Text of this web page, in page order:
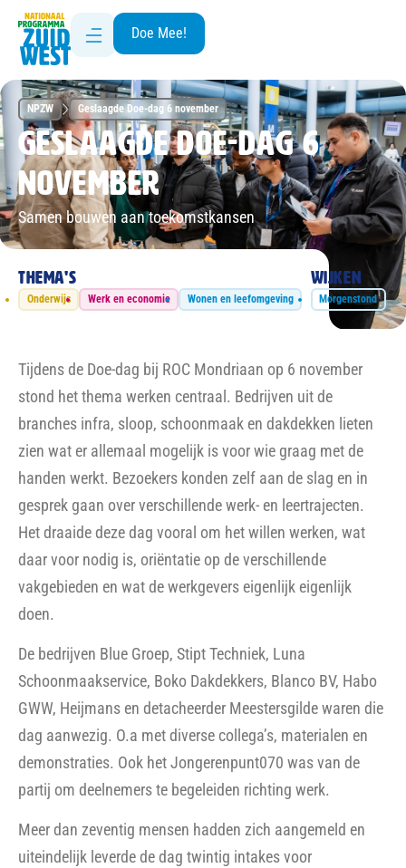
Doe Mee!
NPZW Geslaagde Doe-dag 6 november
Geslaagde Doe-dag 6
november
Samen bouwen aan toekomstkansen
Thema's
Onderwijs Werk en economie Wonen en leefomgeving
Wijken
Morgenstond
Tijdens de Doe-dag bij ROC Mondriaan op 6 november
stond het thema werken centraal. Bedrijven uit de
branches infra, sloop, schoonmaak en dakdekken lieten
zien wat er allemaal mogelijk is voor wie graag met de
handen werkt. Bezoekers konden zelf aan de slag en in
gesprek gaan over verschillende werk- en leertrajecten.
Het draaide deze dag vooral om het willen werken, wat
daar voor nodig is, oriëntatie op de verschillende
vakgebieden en wat de werkgevers eigenlijk eigenlijk
doen.
De bedrijven Blue Groep, Stipt Techniek, Luna
Schoonmaakservice, Boko Dakdekkers, Blanco BV, Habo
GWW, Heijmans en detacheerder Meestersgilde waren die
dag aanwezig. O.a met diverse collega’s, materialen en
demonstraties. Ook het Jongerenpunt070 was van de
partij om deelnemers te begeleiden richting werk.
Meer dan zeventig mensen hadden zich aangemeld en
uiteindelijk leverde de dag twintig intakes voor